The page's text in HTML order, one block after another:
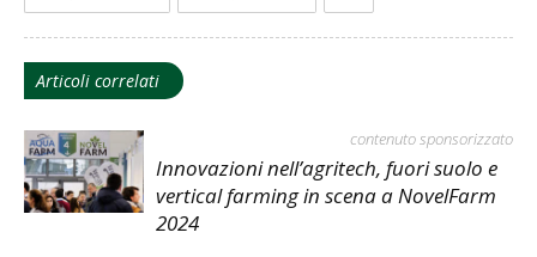
Articoli correlati
contenuto sponsorizzato
Innovazioni nell’agritech, fuori suolo e
vertical farming in scena a NovelFarm
2024